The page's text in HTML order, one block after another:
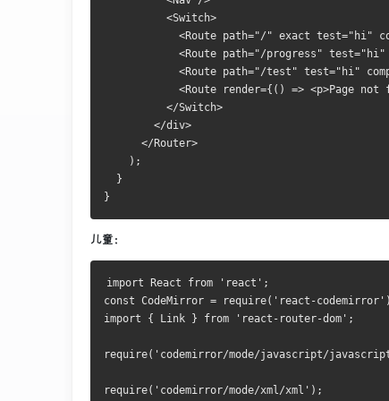
<Switch>
<Route path="/" exact test="hi"
<Route path="/progress" test="hi"
<Route path="/test" test="hi"
<Route render={() => <p>Page not
</Switch>
</div>
</ Router>
);
}
}
儿童：
import React from 'react' ;
const CodeMirror = require( 'react-codemirror'
import
{ Link } from 'react-router-dom' ;
require( 'codemirror/mode/javascript/
require( 'codemirror/mode/xml/xml' );